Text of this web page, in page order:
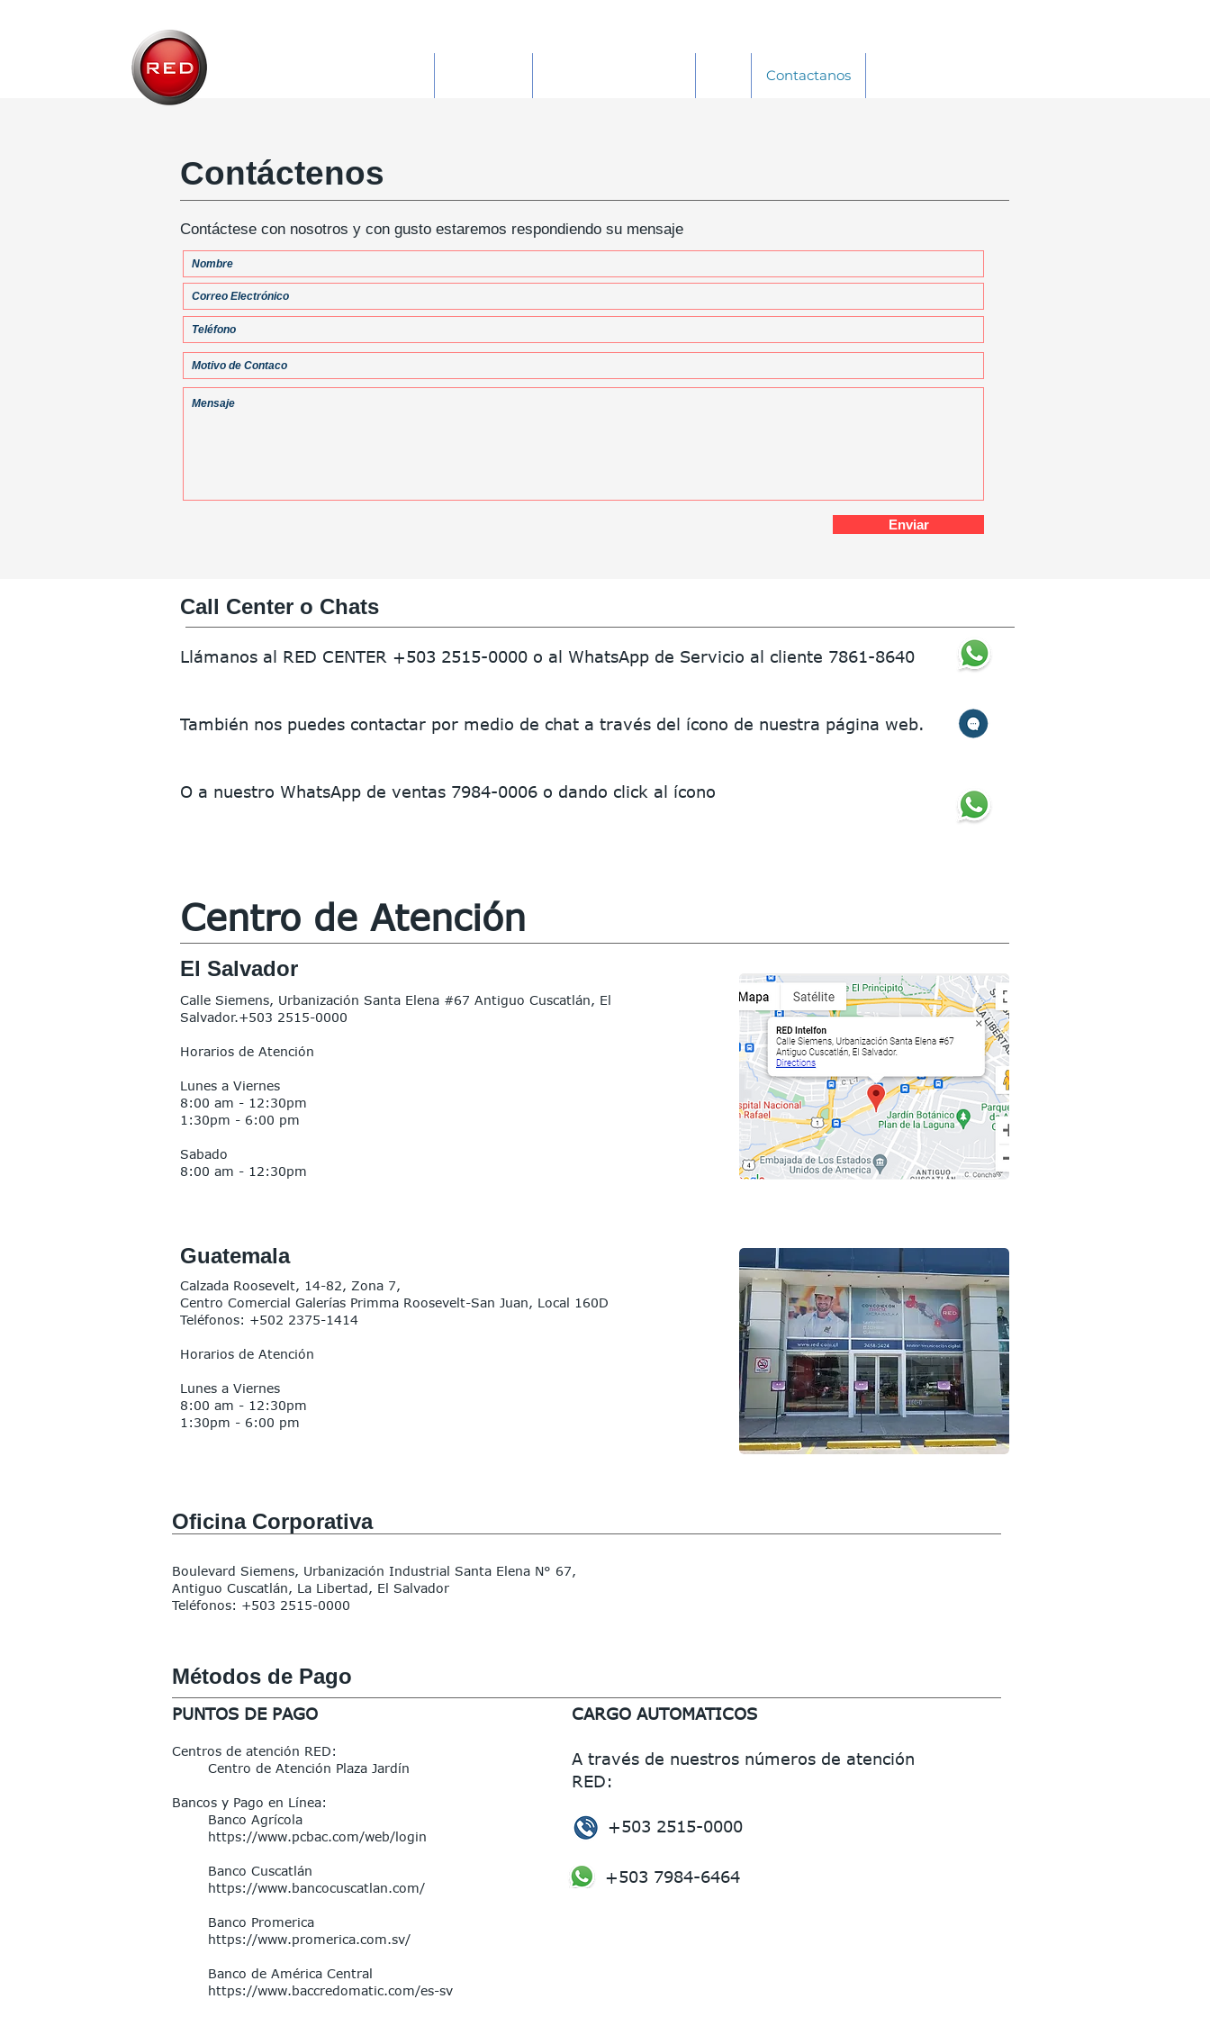
Contactanos
Contáctenos
Contáctese con nosotros y con gusto estaremos respondiendo su mensaje
Enviar
Call Center o Chats
Llámanos al RED CENTER +503 2515-0000 o al WhatsApp de Servicio al cliente 7861-8640
También nos puedes contactar por medio de chat a través del ícono de nuestra página web.
O a nuestro WhatsApp de ventas 7984-0006 o dando click al ícono
Centro de Atención
El Salvador
Calle Siemens, Urbanización Santa Elena #67 Antiguo Cuscatlán, El
Salvador.+503 2515-0000
Horarios de Atención
Lunes a Viernes
8:00 am - 12:30pm
1:30pm - 6:00 pm
Sabado
8:00 am - 12:30pm
Guatemala
Calzada Roosevelt, 14-82, Zona 7,
Centro Comercial Galerías Primma Roosevelt-San Juan, Local 160D
Teléfonos: +502 2375-1414
Horarios de Atención
Lunes a Viernes
8:00 am - 12:30pm
1:30pm - 6:00 pm
Oficina Corporativa
Boulevard Siemens, Urbanización Industrial Santa Elena N° 67,
Antiguo Cuscatlán, La Libertad, El Salvador
Teléfonos: +503 2515-0000
Métodos de Pago
PUNTOS DE PAGO
Centros de atención RED:
Centro de Atención Plaza Jardín
Bancos y Pago en Línea:
Banco Agrícola
https://www.pcbac.com/web/login
Banco Cuscatlán
https://www.bancocuscatlan.com/
Banco Promerica
https://www.promerica.com.sv/
Banco de América Central
https://www.baccredomatic.com/es-sv
CARGO AUTOMATICOS
A través de nuestros números de atención
RED:
+503 2515-0000
+503 7984-6464